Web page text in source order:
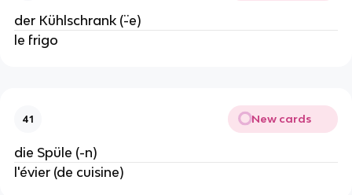
der Kühlschrank (¨-e)
le frigo
41 New cards
die Spüle (-n)
l'évier (de cuisine)